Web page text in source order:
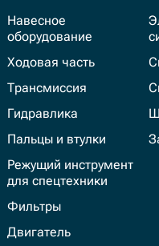
Навесное
оборудование
Ходовая часть
Трансмиссия
Гидравлика
Пальцы и втулки
Режущий инструмент
для спецтехники
Фильтры
Двигатель